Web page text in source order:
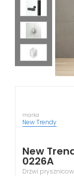
marka
New Trendy
New
0226A
Drzwi